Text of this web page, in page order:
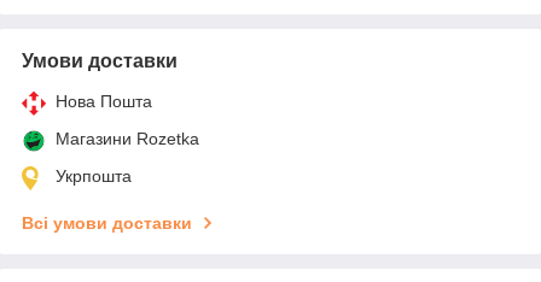
Умови доставки
Нова Пошта
Магазини Rozetka
Укрпошта
Всі умови доставки